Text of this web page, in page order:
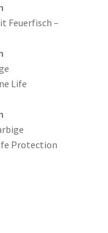
Feuerfisch –
Life
Protection